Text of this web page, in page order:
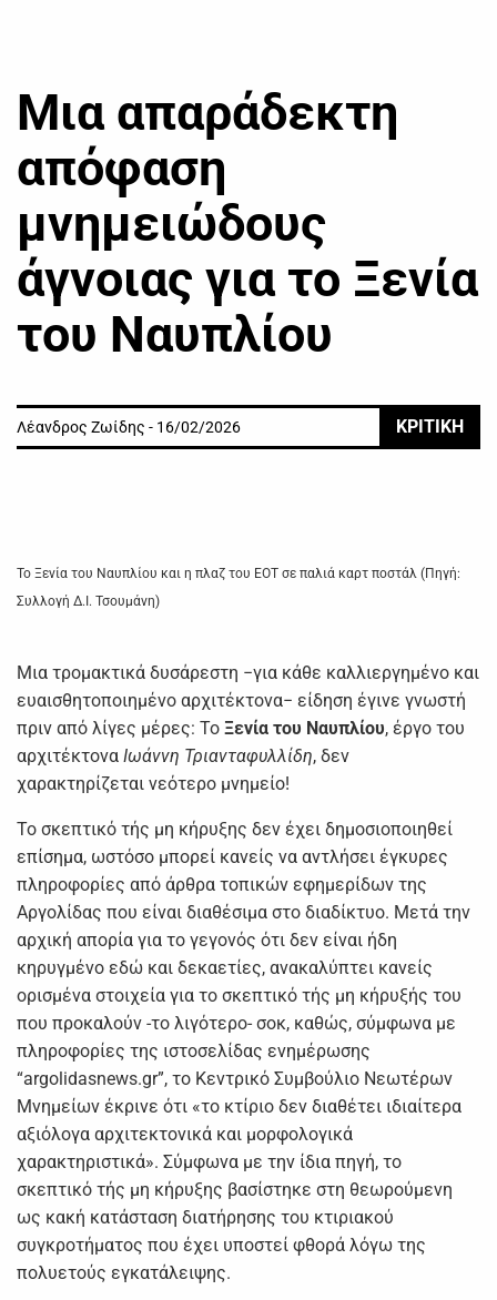
Μια απαράδεκτη
απόφαση
μνημειώδους
άγνοιας για το Ξενία
του Ναυπλίου
Λέανδρος Ζωίδης - 16/02/2026 ΚΡΙΤΙΚΗ
Το Ξενία του Ναυπλίου και η πλαζ του ΕΟΤ σε παλιά καρτ ποστάλ (Πηγή:
Συλλογή Δ.Ι. Τσουμάνη)
Μια τρομακτικά δυσάρεστη −για κάθε καλλιεργημένο και
ευαισθητοποιημένο αρχιτέκτονα− είδηση έγινε γνωστή
πριν από λίγες μέρες: Το Ξενία του Ναυπλίου, έργο του
αρχιτέκτονα Ιωάννη Τριανταφυλλίδη, δεν
χαρακτηρίζεται νεότερο μνημείο!
Το σκεπτικό τής μη κήρυξης δεν έχει δημοσιοποιηθεί
επίσημα, ωστόσο μπορεί κανείς να αντλήσει έγκυρες
πληροφορίες από άρθρα τοπικών εφημερίδων της
Αργολίδας που είναι διαθέσιμα στο διαδίκτυο. Μετά την
αρχική απορία για το γεγονός ότι δεν είναι ήδη
κηρυγμένο εδώ και δεκαετίες, ανακαλύπτει κανείς
ορισμένα στοιχεία για το σκεπτικό τής μη κήρυξής του
που προκαλούν -το λιγότερο- σοκ, καθώς, σύμφωνα με
πληροφορίες της ιστοσελίδας ενημέρωσης
“argolidasnews.gr”, το Κεντρικό Συμβούλιο Νεωτέρων
Μνημείων έκρινε ότι «το κτίριο δεν διαθέτει ιδιαίτερα
αξιόλογα αρχιτεκτονικά και μορφολογικά
χαρακτηριστικά». Σύμφωνα με την ίδια πηγή, το
σκεπτικό τής μη κήρυξης βασίστηκε στη θεωρούμενη
ως κακή κατάσταση διατήρησης του κτιριακού
συγκροτήματος που έχει υποστεί φθορά λόγω της
πολυετούς εγκατάλειψης.